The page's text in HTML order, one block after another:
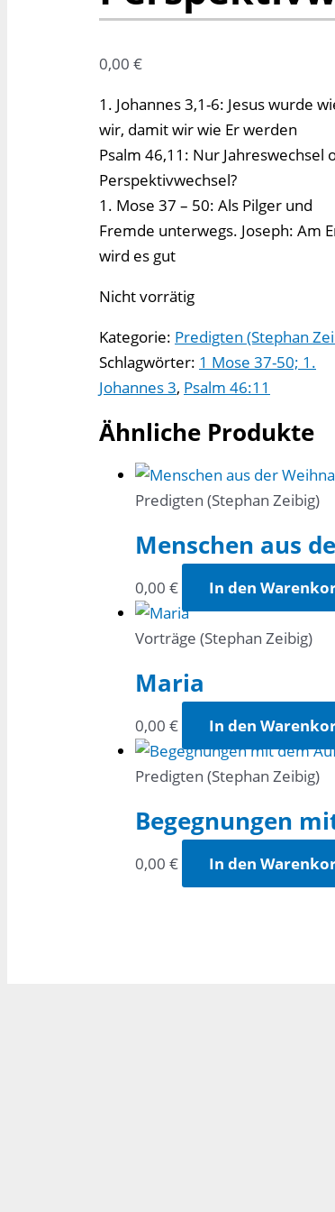
0,00 €
1. Johannes 3,1-6: Jesus wurde
wir, damit wir wie Er werden
Psalm 46,11: Nur Jahreswechsel
Perspektivwechsel?
1. Mose 37 – 50: Als Pilger und
Fremde unterwegs. Joseph: Am
wird es gut
Nicht vorrätig
Kategorie: Predigten (Stephan
Schlagwörter: 1 Mose 37-50; 1.
Johannes 3, Psalm 46:11
Ähnliche Produkte
Predigten (Stephan Zeibig)
Menschen aus
0,00 € In den
Vorträge (Stephan Zeibig)
Maria
0,00 € In den
Predigten (Stephan Zeibig)
Begegnungen
0,00 € In den